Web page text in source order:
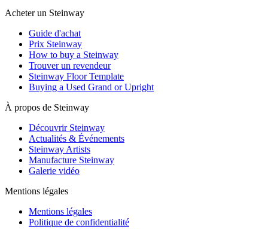
Acheter un Steinway
Guide d'achat
Prix Steinway
How to buy a Steinway
Trouver un revendeur
Steinway Floor Template
Buying a Used Grand or Upright
À propos de Steinway
Découvrir Steinway
Actualités & Événements
Steinway Artists
Manufacture Steinway
Galerie vidéo
Mentions légales
Mentions légales
Politique de confidentialité